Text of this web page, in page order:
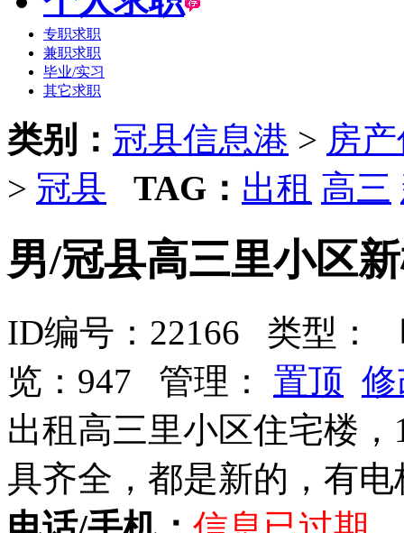
专职求职
兼职求职
毕业/实习
其它求职
类别： 冠县信息港 > 房
> 冠县 TAG： 出租 高三
男/冠县高三里小区
ID编号：22166 类型：
览：947 管理： 置顶
出租高三里小区住宅楼
具齐全，都是新的，有电